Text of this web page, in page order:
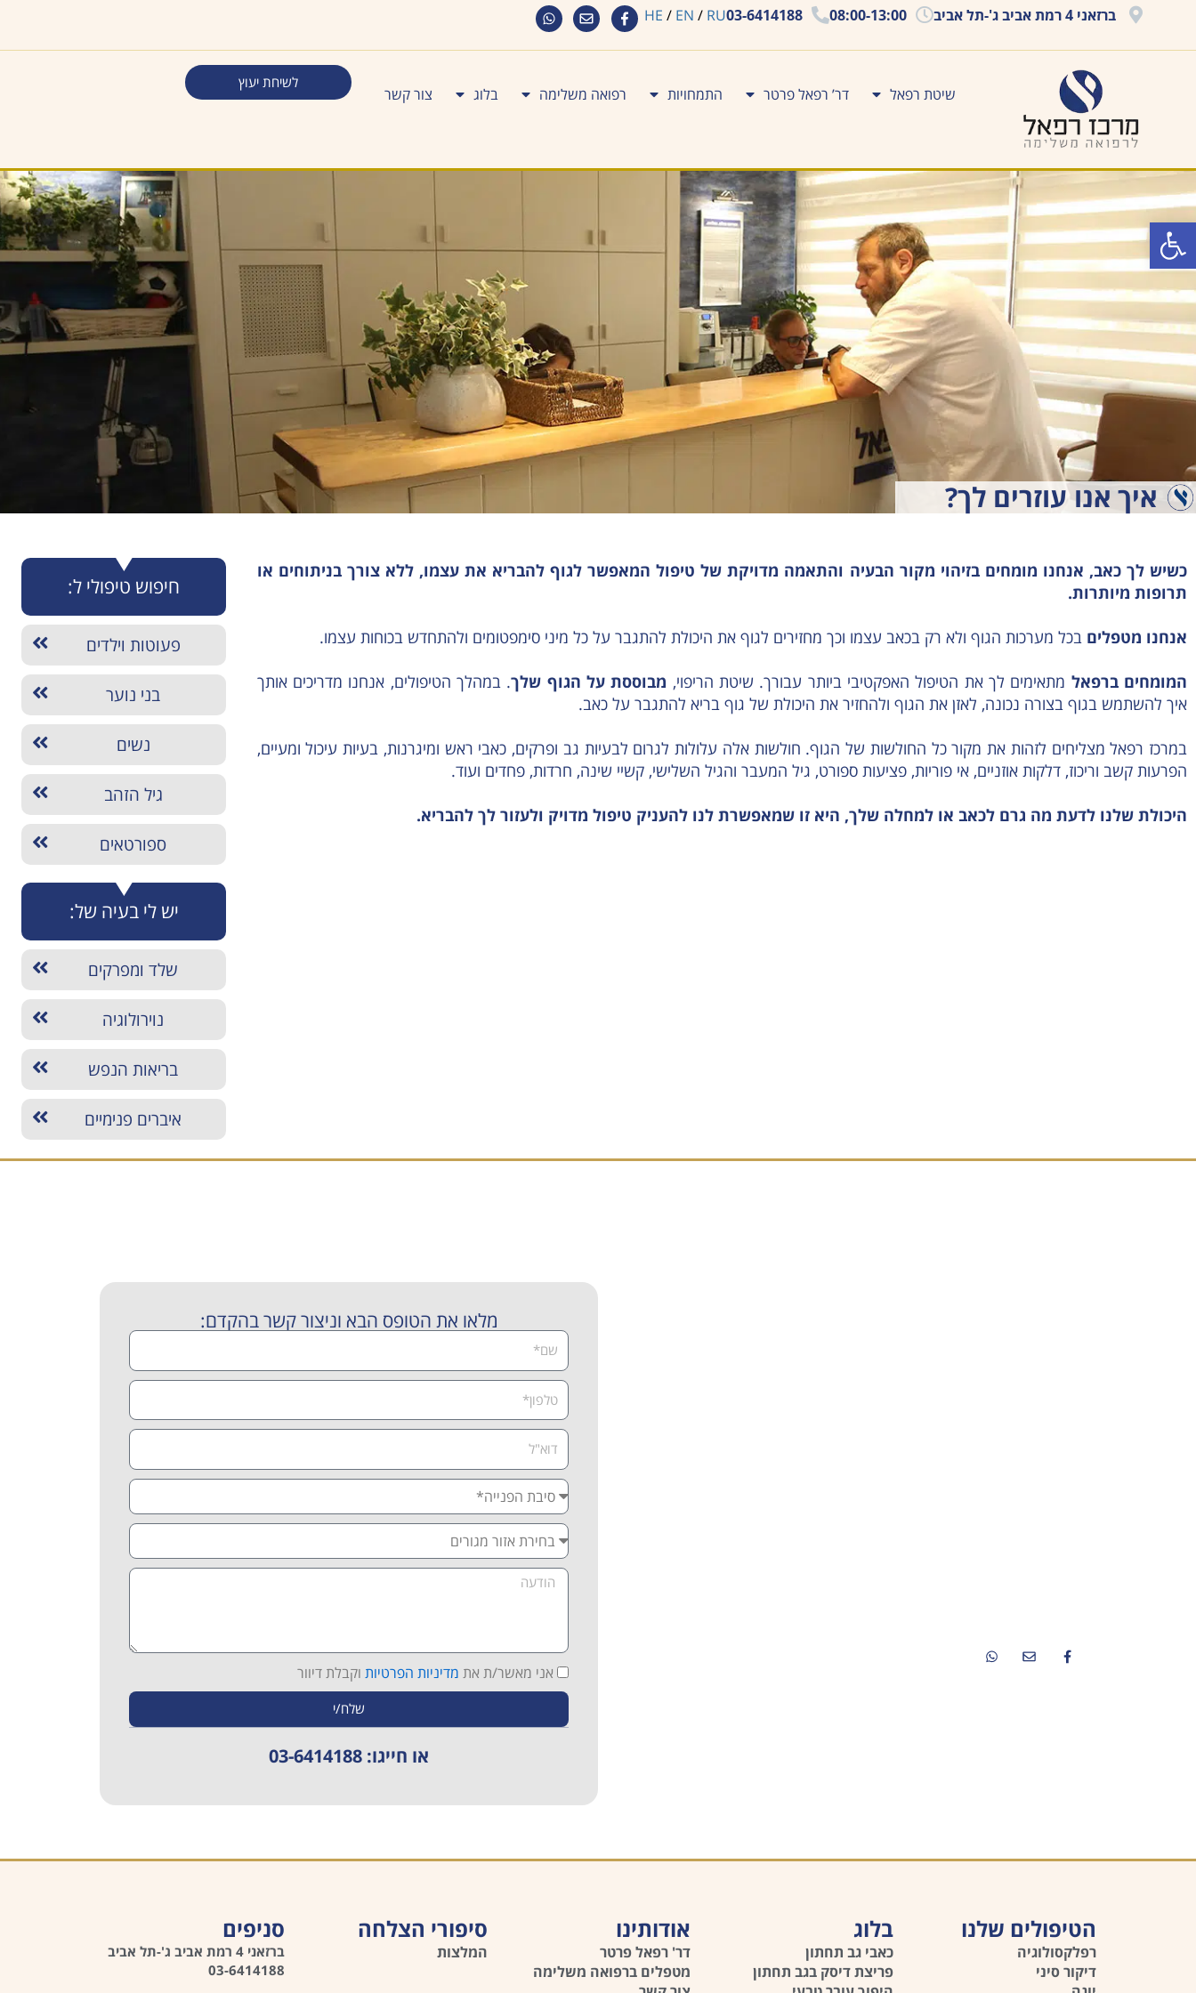
פתח סרגל נגישות
ברזאני 4 רמת אביב ג'-תל אביב 08:00-13:00
03-6414188
HE / EN / RU
שיטת רפאל דר’ רפאל פרטר התמחויות רפואה משלימה בלוג צור קשר
לשיחת יעוץ
איך אנו עוזרים לך?
כשיש לך כאב, אנחנו מומחים בזיהוי מקור הבעיה והתאמה מדויקת של טיפול המאפשר לגוף להבריא את עצמו, ללא צורך בניתוחים או
תרופות מיותרות.
אנחנו מטפלים בכל מערכות הגוף ולא רק בכאב עצמו וכך מחזירים לגוף את היכולת להתגבר על כל מיני סימפטומים ולהתחדש בכוחות עצמו.
המומחים ברפאל מתאימים לך את הטיפול האפקטיבי ביותר עבורך. שיטת הריפוי, מבוססת על הגוף שלך. במהלך הטיפולים, אנחנו מדריכים אותך
איך להשתמש בגוף בצורה נכונה, לאזן את הגוף ולהחזיר את היכולת של גוף בריא להתגבר על כאב.
במרכז רפאל מצליחים לזהות את מקור כל החולשות של הגוף. חולשות אלה עלולות לגרום לבעיות גב ופרקים, כאבי ראש ומיגרנות, בעיות עיכול ומעיים,
הפרעות קשב וריכוז, דלקות אוזניים, אי פוריות, פציעות ספורט, גיל המעבר והגיל השלישי, קשיי שינה, חרדות, פחדים ועוד.
היכולת שלנו לדעת מה גרם לכאב או למחלה שלך, היא זו שמאפשרת לנו להעניק טיפול מדויק ולעזור לך להבריא.
חיפוש טיפולי ל:
פעוטות וילדים
בני נוער
נשים
גיל הזהב
ספורטאים
יש לי בעיה של:
שלד ומפרקים
נוירולוגיה
בריאות הנפש
איברים פנימיים
מלאו את הטופס הבא וניצור קשר בהקדם:
אני מאשר/ת את מדיניות הפרטיות וקבלת דיוור
שלח/י
או חייגו: 03-6414188
הטיפולים שלנו
רפלקסולוגיה
דיקור סיני
בלוג
כאבי גב תחתון
פריצת דיסק בגב תחתון
אודותינו
דר' רפאל פרטר
מטפלים ברפואה משלימה
סיפורי הצלחה
המלצות
סניפים
ברזאני 4 רמת אביב ג'-תל אביב
03-6414188